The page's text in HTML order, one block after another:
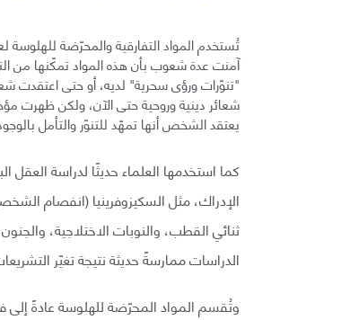
تُستخدم المواد التفارقية والمحرّضة للهلوسة
آمنت عدة شعوب بأن هذه المواد تمكّنها من
"تنوّرات ورؤى سحرية" لديه، أو حتى اعتقدت
شعائر دينية وروحية حتى الآن، ولكن ظهرت
يعتقد الشخص أنها تمهّد للتنوّر والتأمل
كما استخدمها العلماء حديثًا لدراسة
الإدراك، مثل السكيزوفرينيا (انفصام
ثنائي القطب، والنوبات الاختلاجية،
الدراسات ممارسةً حديثة نتيجة تغيّر
وتُقسم المواد المحرّضة للهلوسة عادةً إلى